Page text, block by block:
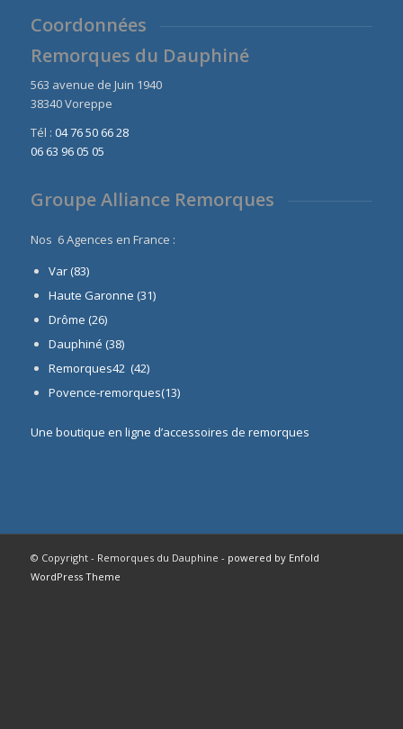
Coordonnées
Remorques du Dauphiné
563 avenue de Juin 1940
38340 Voreppe
Tél : 04 76 50 66 28
06 63 96 05 05
Groupe Alliance Remorques
Nos 6 Agences en France :
Var (83)
Haute Garonne (31)
Drôme (26)
Dauphiné (38)
Remorques42 (42)
Povence-remorques(13)
Une boutique en ligne d’accessoires de remorques
© Copyright - Remorques du Dauphine - powered by Enfold
WordPress Theme